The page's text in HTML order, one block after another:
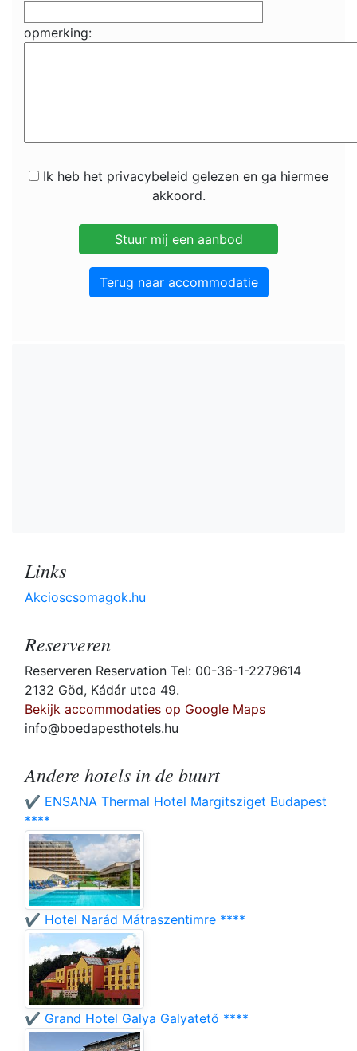
opmerking:
Ik heb het privacybeleid gelezen en ga hiermee
akkoord.
Terug naar accommodatie
Links
Akcioscsomagok.hu
Reserveren
Reserveren Reservation Tel: 00-36-1-2279614
2132 Göd, Kádár utca 49.
Bekijk accommodaties op Google Maps
info@boedapesthotels.hu
Andere hotels in de buurt
✔️ ENSANA Thermal Hotel Margitsziget Budapest
****
✔️ Hotel Narád Mátraszentimre ****
✔️ Grand Hotel Galya Galyatető ****